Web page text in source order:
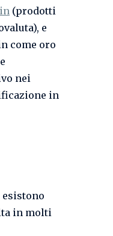
(prodotti
e
come oro
nei
in
in molti